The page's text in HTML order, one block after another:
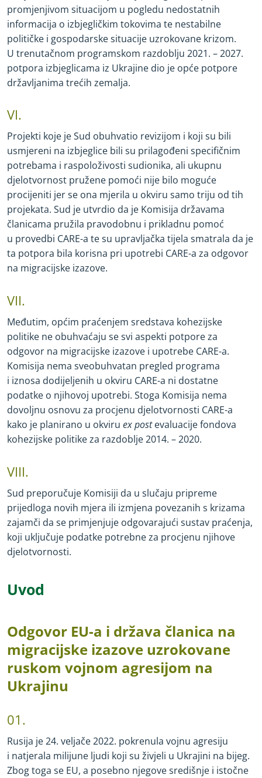
promjenjivom situacijom u pogledu nedostatnih
informacija o izbjegličkim tokovima te nestabilne
političke i gospodarske situacije uzrokovane krizom.
U trenutačnom programskom razdoblju 2021. – 2027.
potpora izbjeglicama iz Ukrajine dio je opće potpore
državljanima trećih zemalja.
VI.
Projekti koje je Sud obuhvatio revizijom i koji su bili
usmjereni na izbjeglice bili su prilagođeni specifičnim
potrebama i raspoloživosti sudionika, ali ukupnu
djelotvornost pružene pomoći nije bilo moguće
procijeniti jer se ona mjerila u okviru samo triju od tih
projekata. Sud je utvrdio da je Komisija državama
članicama pružila pravodobnu i prikladnu pomoć
u provedbi CARE-a te su upravljačka tijela smatrala da je
ta potpora bila korisna pri upotrebi CARE-a za odgovor
na migracijske izazove.
VII.
Međutim, općim praćenjem sredstava kohezijske
politike ne obuhvaćaju se svi aspekti potpore za
odgovor na migracijske izazove i upotrebe CARE-a.
Komisija nema sveobuhvatan pregled programa
i iznosa dodijeljenih u okviru CARE-a ni dostatne
podatke o njihovoj upotrebi. Stoga Komisija nema
dovoljnu osnovu za procjenu djelotvornosti CARE-a
kako je planirano u okviru ex postevaluacije fondova
kohezijske politike za razdoblje 2014. – 2020.
VIII.
Sud preporučuje Komisiji da u slučaju pripreme
prijedloga novih mjera ili izmjena povezanih s krizama
zajamči da se primjenjuje odgovarajući sustav praćenja,
koji uključuje podatke potrebne za procjenu njihove
djelotvornosti.
Uvod
Odgovor EU-a i država članica na
migracijske izazove uzrokovane
ruskom vojnom agresijom na
Ukrajinu
01.
Rusija je 24. veljače 2022. pokrenula vojnu agresiju
i natjerala milijune ljudi koji su živjeli u Ukrajini na bijeg.
Zbog toga se EU, a posebno njegove središnje i istočne